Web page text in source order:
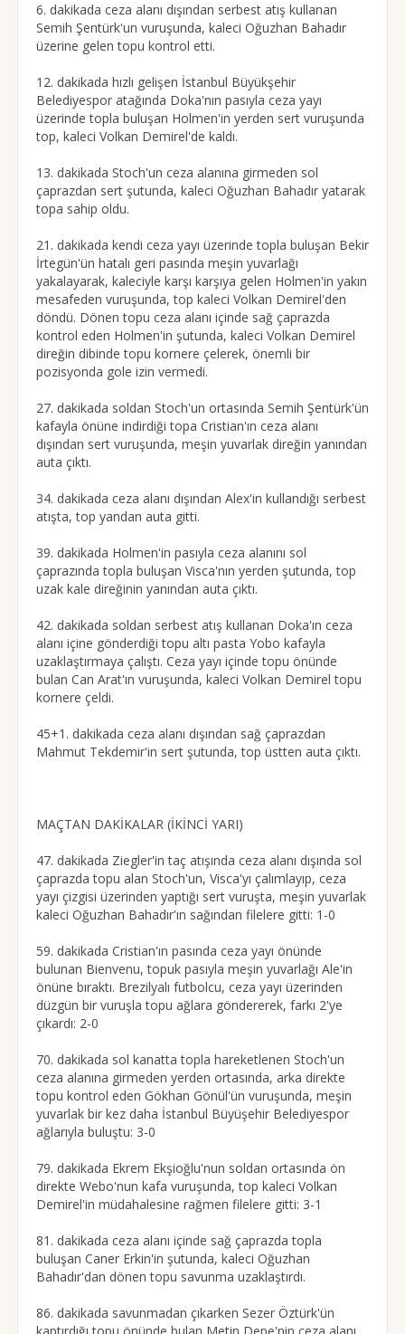
6. dakikada ceza alanı dışından serbest atış kullanan
Semih Şentürk'un vuruşunda, kaleci Oğuzhan Bahadır
üzerine gelen topu kontrol etti.
12. dakikada hızlı gelişen İstanbul Büyükşehir
Belediyespor atağında Doka'nın pasıyla ceza yayı
üzerinde topla buluşan Holmen'in yerden sert vuruşunda
top, kaleci Volkan Demirel'de kaldı.
13. dakikada Stoch'un ceza alanına girmeden sol
çaprazdan sert şutunda, kaleci Oğuzhan Bahadır yatarak
topa sahip oldu.
21. dakikada kendi ceza yayı üzerinde topla buluşan Bekir
İrtegün'ün hatalı geri pasında meşin yuvarlağı
yakalayarak, kaleciyle karşı karşıya gelen Holmen'in yakın
mesafeden vuruşunda, top kaleci Volkan Demirel'den
döndü. Dönen topu ceza alanı içinde sağ çaprazda
kontrol eden Holmen'in şutunda, kaleci Volkan Demirel
direğin dibinde topu kornere çelerek, önemli bir
pozisyonda gole izin vermedi.
27. dakikada soldan Stoch'un ortasında Semih Şentürk'ün
kafayla önüne indirdiği topa Cristian'ın ceza alanı
dışından sert vuruşunda, meşin yuvarlak direğin yanından
auta çıktı.
34. dakikada ceza alanı dışından Alex'in kullandığı serbest
atışta, top yandan auta gitti.
39. dakikada Holmen'in pasıyla ceza alanını sol
çaprazında topla buluşan Visca'nın yerden şutunda, top
uzak kale direğinin yanından auta çıktı.
42. dakikada soldan serbest atış kullanan Doka'ın ceza
alanı içine gönderdiği topu altı pasta Yobo kafayla
uzaklaştırmaya çalıştı. Ceza yayı içinde topu önünde
bulan Can Arat'ın vuruşunda, kaleci Volkan Demirel topu
kornere çeldi.
45+1. dakikada ceza alanı dışından sağ çaprazdan
Mahmut Tekdemir'in sert şutunda, top üstten auta çıktı.
MAÇTAN DAKİKALAR (İKİNCİ YARI)
47. dakikada Ziegler'in taç atışında ceza alanı dışında sol
çaprazda topu alan Stoch'un, Visca'yı çalımlayıp, ceza
yayı çizgisi üzerinden yaptığı sert vuruşta, meşin yuvarlak
kaleci Oğuzhan Bahadır'ın sağından filelere gitti: 1-0
59. dakikada Cristian'ın pasında ceza yayı önünde
bulunan Bienvenu, topuk pasıyla meşin yuvarlağı Ale'in
önüne bıraktı. Brezilyalı futbolcu, ceza yayı üzerinden
düzgün bir vuruşla topu ağlara göndererek, farkı 2'ye
çıkardı: 2-0
70. dakikada sol kanatta topla hareketlenen Stoch'un
ceza alanına girmeden yerden ortasında, arka direkte
topu kontrol eden Gökhan Gönül'ün vuruşunda, meşin
yuvarlak bir kez daha İstanbul Büyüşehir Belediyespor
ağlarıyla buluştu: 3-0
79. dakikada Ekrem Ekşioğlu'nun soldan ortasında ön
direkte Webo'nun kafa vuruşunda, top kaleci Volkan
Demirel'in müdahalesine rağmen filelere gitti: 3-1
81. dakikada ceza alanı içinde sağ çaprazda topla
buluşan Caner Erkin'in şutunda, kaleci Oğuzhan
Bahadır'dan dönen topu savunma uzaklaştırdı.
86. dakikada savunmadan çıkarken Sezer Öztürk'ün